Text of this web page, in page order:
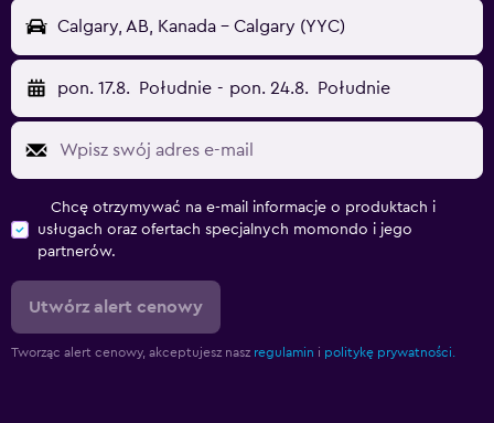
Calgary, AB, Kanada - Calgary (YYC)
pon. 17.8. Południe - pon. 24.8. Południe
Chcę otrzymywać na e-mail informacje o produktach i
usługach oraz ofertach specjalnych momondo i jego
partnerów.
Utwórz alert cenowy
Tworząc alert cenowy, akceptujesz nasz regulamin i politykę prywatności.